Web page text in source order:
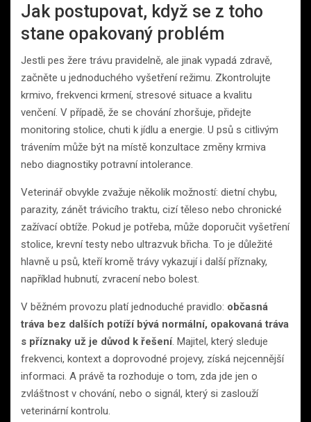
Jak postupovat, když se z toho
stane opakovaný problém
Jestli pes žere trávu pravidelně, ale jinak vypadá zdravě,
začněte u jednoduchého vyšetření režimu. Zkontrolujte
krmivo, frekvenci krmení, stresové situace a kvalitu
venčení. V případě, že se chování zhoršuje, přidejte
monitoring stolice, chuti k jídlu a energie. U psů s citlivým
trávením může být na místě konzultace změny krmiva
nebo diagnostiky potravní intolerance.
Veterinář obvykle zvažuje několik možností: dietní chybu,
parazity, zánět trávicího traktu, cizí těleso nebo chronické
zažívací obtíže. Pokud je potřeba, může doporučit vyšetření
stolice, krevní testy nebo ultrazvuk břicha. To je důležité
hlavně u psů, kteří kromě trávy vykazují i další příznaky,
například hubnutí, zvracení nebo bolest.
V běžném provozu platí jednoduché pravidlo: občasná
tráva bez dalších potíží bývá normální, opakovaná tráva
s příznaky už je důvod k řešení. Majitel, který sleduje
frekvenci, kontext a doprovodné projevy, získá nejcennější
informaci. A právě ta rozhoduje o tom, zda jde jen o
zvláštnost v chování, nebo o signál, který si zaslouží
veterinární kontrolu.